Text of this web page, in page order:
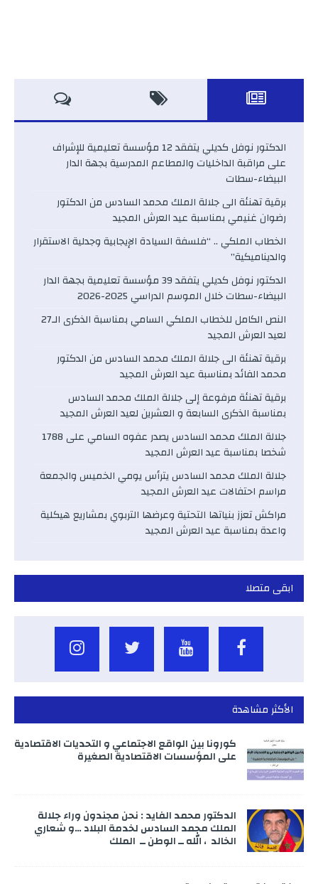
الدكتور نوفل كديلي يتفقد 12 مؤسسة تعليمية للإشراف
على مراقبة الداخليات والمطاعم المدرسية بجهة الدار
البيضاء-سطات
برقية تهنئة الى جلالة الملك محمد السادس من الدكتور
رضوان غنيمي بمناسبة عيد العرش المجيد
الخطاب الملكي .. “فلسفة السيادة الإيجابية وجدلية الاستقرار
والديناميكية”
الدكتور نوفل كديلي يتفقد 39 مؤسسة تعليمية بجهة الدار
البيضاء-سطات خلال الموسم الدراسي 2025-2026
النص الكامل للخطاب الملكي السامي بمناسبة الذكرى الـ27
لعيد العرش المجيد
برقية تهنئة الى جلالة الملك محمد السادس من الدكتور
محمد الفائد بمناسبة عيد العرش المجيد
برقية تهنئة مرفوعة إلى جلالة الملك محمد السادس
بمناسبة الذكرى السابعة و العشرين لعيد العرش المجيد
جلالة الملك محمد السادس يصدر عفوه السامي على 1788
شخصا بمناسبة عيد العرش المجيد
جلالة الملك محمد السادس يترأس يومي الخميس والجمعة
مراسم احتفالات عيد العرش المجيد
مراكش تعزز بنياتها التحتية وعرضها التربوي بمشاريع هيكلية
واعدة بمناسبة عيد العرش المجيد
ابقى متصلا
الأكثر مشاهدة
كورونا بين الواقع الاجتماعي و التحديات الاقتصادية
على المؤسسات الاقتصادية الصغيرة
الدكتور محمد الفايد : نحن مجندون وراء جلالة
الملك محمد السادس لخدمة البلاد …و شعاري
الخالد ، الله ــ الوطن ــ الملك